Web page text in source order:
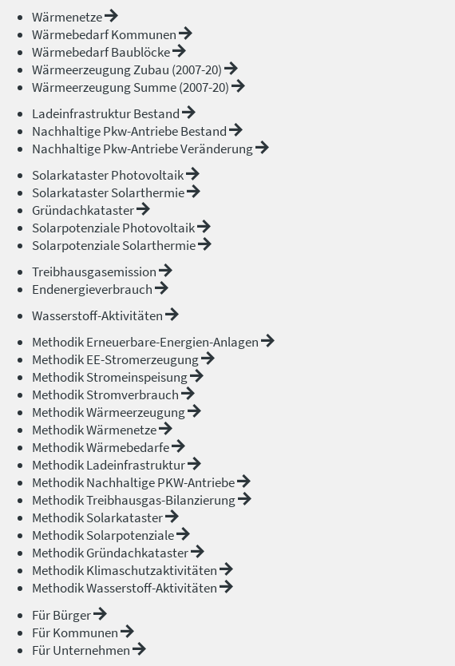
Wärmenetze
Wärmebedarf Kommunen
Wärmebedarf Baublöcke
Wärmeerzeugung Zubau (2007-20)
Wärmeerzeugung Summe (2007-20)
Ladeinfrastruktur Bestand
Nachhaltige Pkw-Antriebe Bestand
Nachhaltige Pkw-Antriebe Veränderung
Solarkataster Photovoltaik
Solarkataster Solarthermie
Gründachkataster
Solarpotenziale Photovoltaik
Solarpotenziale Solarthermie
Treibhausgasemission
Endenergieverbrauch
Wasserstoff-Aktivitäten
Methodik Erneuerbare-Energien-Anlagen
Methodik EE-Stromerzeugung
Methodik Stromeinspeisung
Methodik Stromverbrauch
Methodik Wärmeerzeugung
Methodik Wärmenetze
Methodik Wärmebedarfe
Methodik Ladeinfrastruktur
Methodik Nachhaltige PKW-Antriebe
Methodik Treibhausgas-Bilanzierung
Methodik Solarkataster
Methodik Solarpotenziale
Methodik Gründachkataster
Methodik Klimaschutzaktivitäten
Methodik Wasserstoff-Aktivitäten
Für Bürger
Für Kommunen
Für Unternehmen